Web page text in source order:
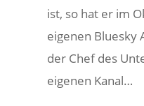
ist, so hat er im
eigenen Bluesky
der Chef des
eigenen Kanal…